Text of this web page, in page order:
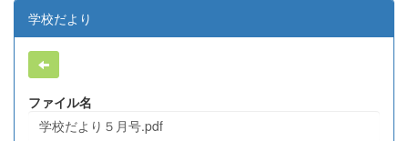
学校だより
ファイル名
学校だより５月号.pdf